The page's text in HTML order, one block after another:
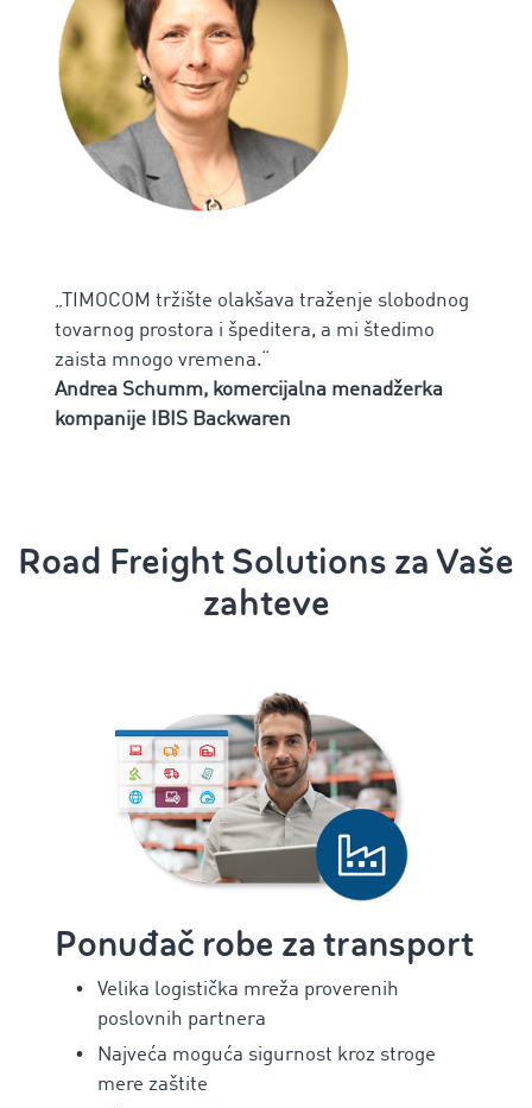
„TIMOCOM tržište olakšava traženje slobodnog
tovarnog prostora i špeditera, a mi štedimo
zaista mnogo vremena.“
Andrea Schumm, komercijalna menadžerka
kompanije IBIS Backwaren
Road Freight Solutions za Vaše
zahteve
Ponuđač robe za transport
Velika logistička mreža proverenih
poslovnih partnera
Najveća moguća sigurnost kroz stroge
mere zaštite